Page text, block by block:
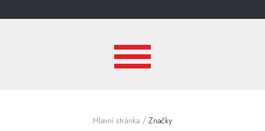
Hlavní stránka/ Značky